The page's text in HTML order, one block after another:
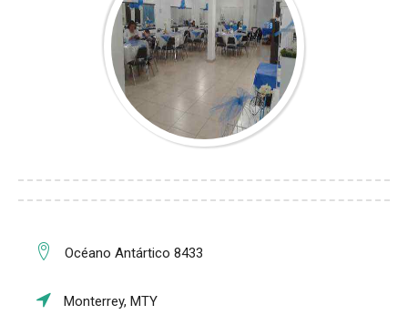
Océano Antártico 8433
Monterrey, MTY